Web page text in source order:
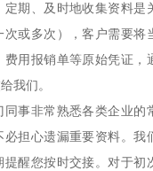
期、及时地收集资料是
或多次），客户需要将
用报销单等原始凭证，
我们。
事非常熟悉各类企业的
必担心遗漏重要资料。我
提醒您按时交接。对于初